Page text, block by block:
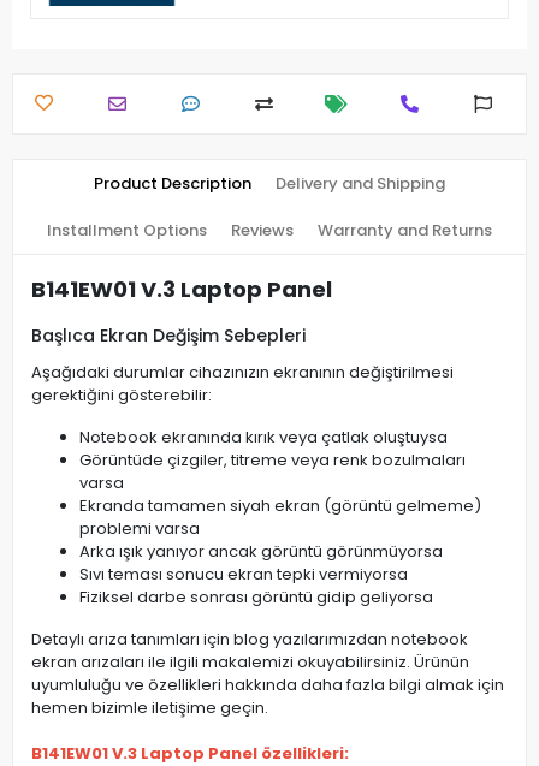
Product Description Delivery and Shipping
Installment Options Reviews Warranty and Returns
B141EW01 V.3 Laptop Panel
Başlıca Ekran Değişim Sebepleri
Aşağıdaki durumlar cihazınızın ekranının değiştirilmesi
gerektiğini gösterebilir:
Notebook ekranında kırık veya çatlak oluştuysa
Görüntüde çizgiler, titreme veya renk bozulmaları
varsa
Ekranda tamamen siyah ekran (görüntü gelmeme)
problemi varsa
Arka ışık yanıyor ancak görüntü görünmüyorsa
Sıvı teması sonucu ekran tepki vermiyorsa
Fiziksel darbe sonrası görüntü gidip geliyorsa
Detaylı arıza tanımları için blog yazılarımızdan notebook
ekran arızaları ile ilgili makalemizi okuyabilirsiniz. Ürünün
uyumluluğu ve özellikleri hakkında daha fazla bilgi almak için
hemen bizimle iletişime geçin.
B141EW01 V.3 Laptop Panel özellikleri: